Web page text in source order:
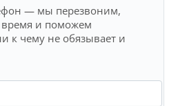
— мы перезвоним,
и поможем
к чему не обязывает и